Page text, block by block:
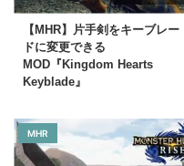
【MHR】片手剣をキーブレー
ドに変更できる
MOD『Kingdom Hearts
Keyblade』
MHR